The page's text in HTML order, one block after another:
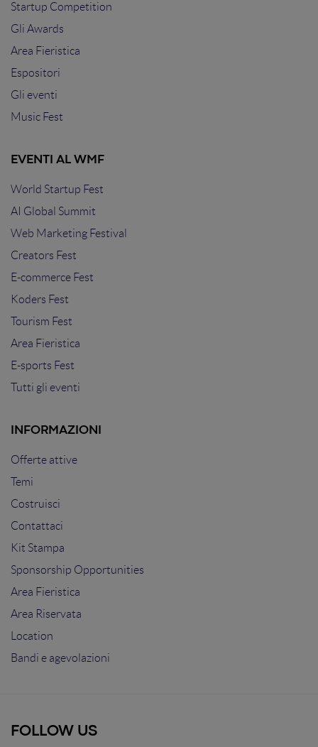
Startup Competition
Gli Awards
Area Fieristica
Espositori
Gli eventi
Music Fest
EVENTI AL WMF
World Startup Fest
AI Global Summit
Web Marketing Festival
Creators Fest
E-commerce Fest
Koders Fest
Tourism Fest
Area Fieristica
E-sports Fest
Tutti gli eventi
INFORMAZIONI
Offerte attive
Temi
Costruisci
Contattaci
Kit Stampa
Sponsorship Opportunities
Area Fieristica
Area Riservata
Location
Bandi e agevolazioni
FOLLOW US